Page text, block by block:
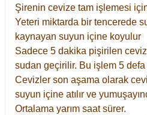
Şirenin cevize tam işlemesi için
Yeteri miktarda bir tencerede
kaynayan suyun içine koyulur
Sadece 5 dakika pişirilen
sudan geçirilir. Bu işlem 5 defa
Cevizler son aşama olarak
suyun içine atılır ve
Ortalama yarım saat sürer.